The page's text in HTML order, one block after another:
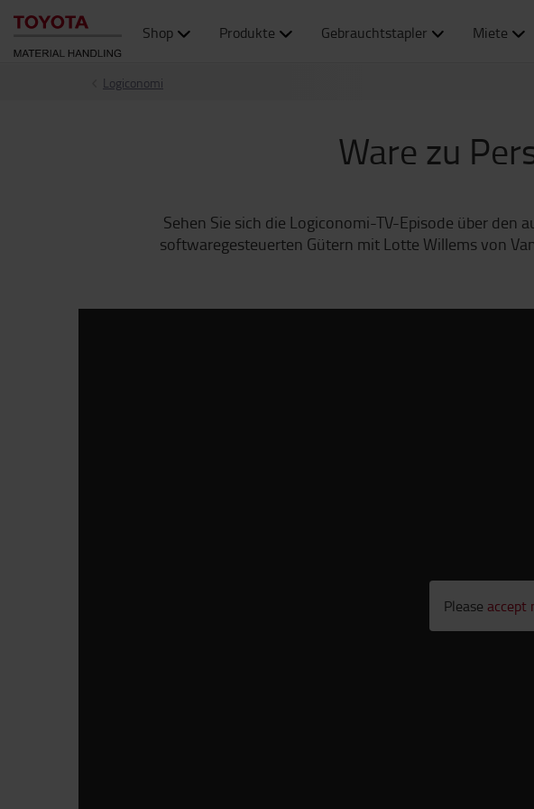
Shop Produkte Gebrauchtstapler Miete
Logiconomi
Ware zu
Sehen Sie sich die Logiconomi-TV-Episode über
softwaregesteuerten Gütern mit Lotte Willems von
Please accept